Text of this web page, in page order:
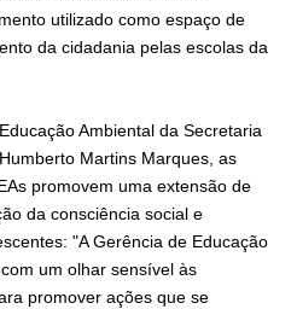
utilizado como espaço de
da cidadania pelas escolas da
Ambiental da Secretaria
Martins Marques, as
promovem uma extensão de
da consciência social e
"A Gerência de Educação
um olhar sensível às
promover ações que se